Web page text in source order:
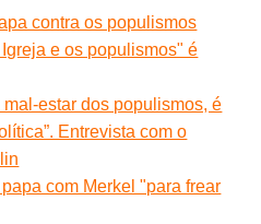
contra os populismos
e os populismos" é
mal-estar dos populismos, é
Entrevista com o
com Merkel "para frear